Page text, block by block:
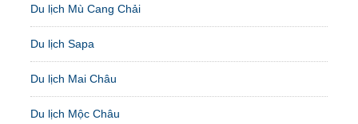
Du lịch Mù Cang Chải
Du lịch Sapa
Du lịch Mai Châu
Du lịch Mộc Châu